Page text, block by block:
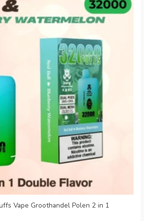
Vape Groothandel Polen 2 in 1